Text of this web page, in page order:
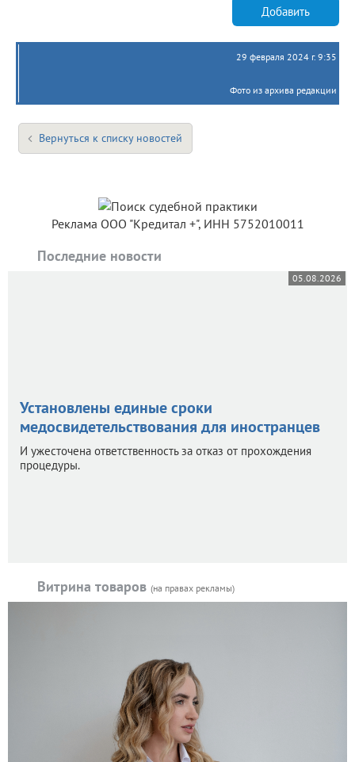
Добавить
29 февраля 2024 г. 9:35
Фото из архива редакции
Вернуться к списку новостей
Реклама ООО "Кредитал +", ИНН 5752010011
Последние новости
05.08.2026
Установлены единые сроки
медосвидетельствования для иностранцев
И ужесточена ответственность за отказ от прохождения
процедуры.
Витрина товаров (на правах рекламы)